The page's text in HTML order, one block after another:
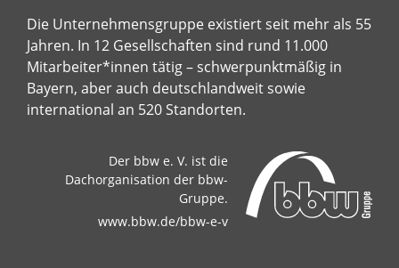
Die Unternehmensgruppe existiert seit mehr als 55
Jahren. In 12 Gesellschaften sind rund 11.000
Mitarbeiter*innen tätig – schwerpunktmäßig in
Bayern, aber auch deutschlandweit sowie
international an 520 Standorten.
Der bbw e. V. ist die
Dachorganisation der bbw-
Gruppe.
www.bbw.de/bbw-e-v